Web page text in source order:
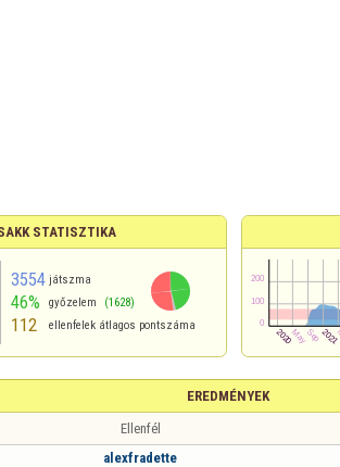
STATISZTIKA
3554 játszma
46% győzelem (1628)
112 ellenfelek átlagos pontszáma
EREDMÉNYEK
Ellenfél
alexfradette